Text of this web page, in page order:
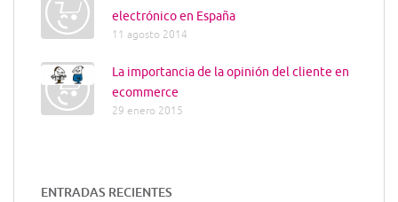
electrónico en España
11 agosto 2014
La importancia de la opinión del cliente en
ecommerce
29 enero 2015
ENTRADAS RECIENTES